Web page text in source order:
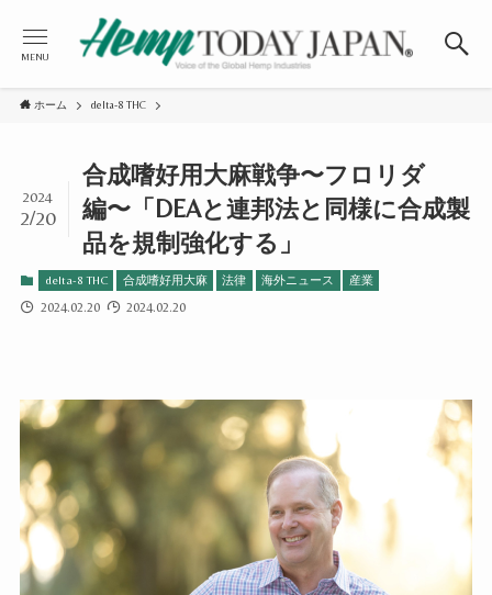
MENU
ホーム delta-8 THC
合成嗜好用大麻戦争〜フロリダ
編〜「DEAと連邦法と同様に合成製
品を規制強化する」
2024
2/20
delta-8 THC 合成嗜好用大麻 法律 海外ニュース 産業
2024.02.20 2024.02.20